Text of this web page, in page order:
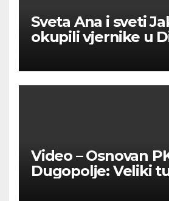
Sveta Ana i sveti
okupili vjernike u
ispunili župu
Video – Osnovan
Dugopolje: Veliki